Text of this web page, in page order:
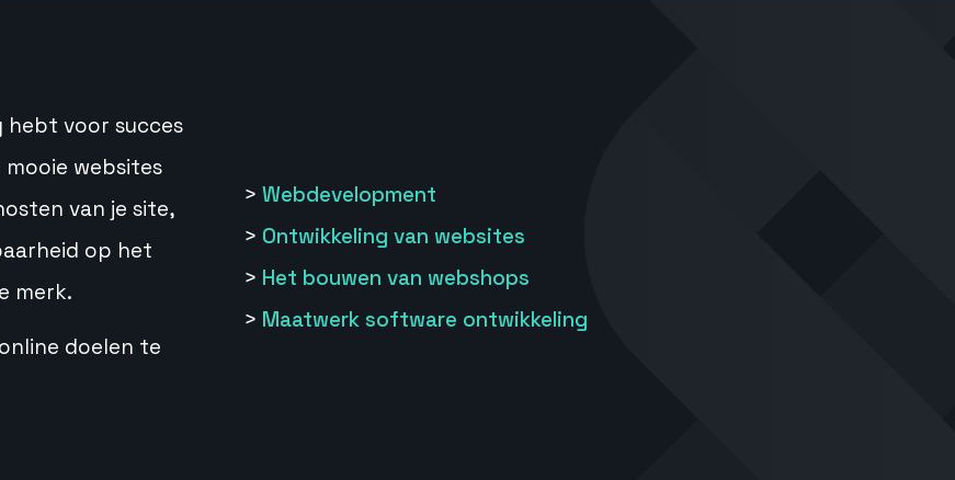
hebt voor succes
websites
van je site,
op het
merk.
doelen te
> Webdevelopment
> Ontwikkeling van websites
> Het bouwen van webshops
> Maatwerk software ontwikkeling